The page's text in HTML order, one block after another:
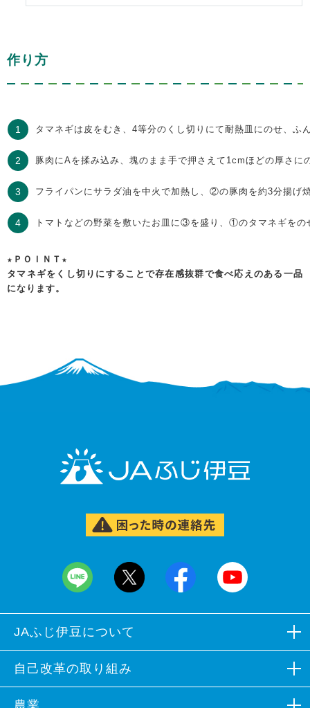
作り方
タマネギは皮をむき、4等分のくし切りにて耐熱皿にのせ、
豚肉にAを揉み込み、塊のまま手で押さえて1cmほどの厚さ
フライパンにサラダ油を中火で加熱し、②の豚肉を約3分揚げ
トマトなどの野菜を敷いたお皿に③を盛り、①のタマネギをの
★ＰＯＩＮＴ★
タマネギをくし切りにすることで存在感抜群で食べ応えのある一品
になります。
JAふじ伊豆について
組合概況
広報誌など
自己改革の取り組み
自己改革の取り組み